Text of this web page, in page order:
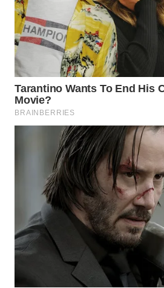
TAPANULI
TENGAH
WN DELI
SERDANG
WN
TEBING
PAKPAK
WN
KARAWANG